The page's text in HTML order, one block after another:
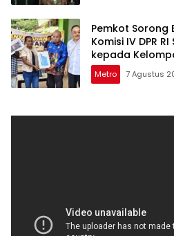
Pemkot Sorong
Komisi IV DPR
kepada
Metro 7 Agustus